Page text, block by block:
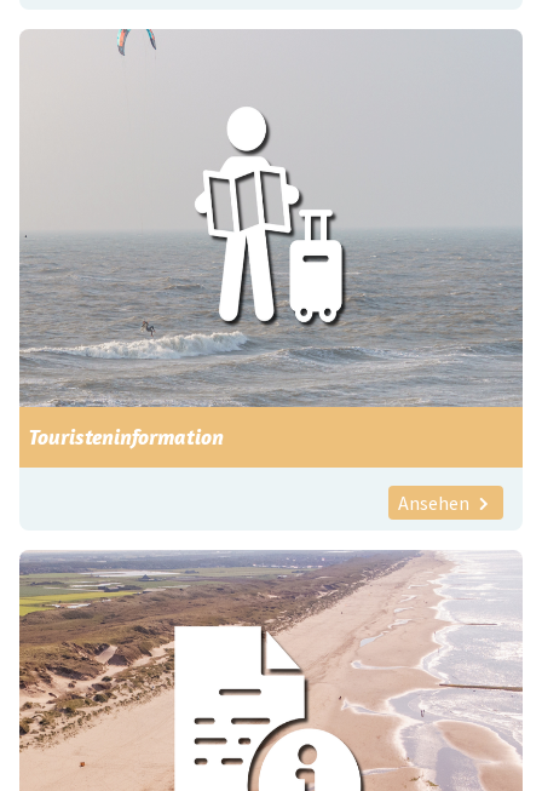
Touristeninformation
Ansehen